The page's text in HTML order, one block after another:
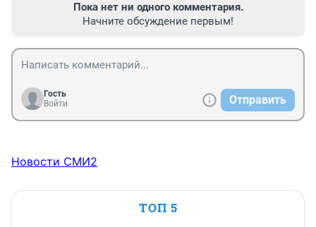
Пока нет ни одного комментария.
Начните обсуждение первым!
Гость
Войти
Отправить
Новости СМИ2
ТОП 5